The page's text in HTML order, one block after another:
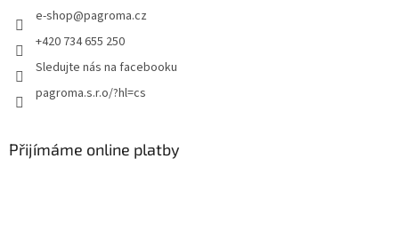
e-shop@pagroma.cz
+420 734 655 250
Sledujte nás na facebooku
pagroma.s.r.o/?hl=cs
Přijímáme online platby